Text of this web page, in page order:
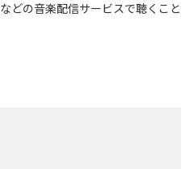
などの音楽配信サービスで聴くこと